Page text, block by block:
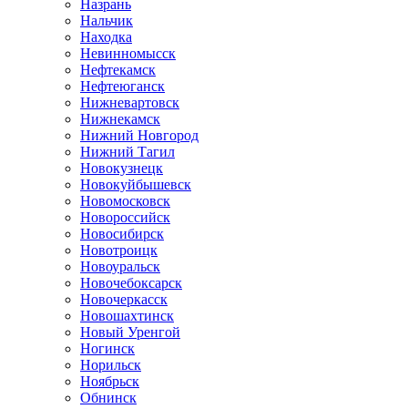
Назрань
Нальчик
Находка
Невинномысск
Нефтекамск
Нефтеюганск
Нижневартовск
Нижнекамск
Нижний Новгород
Нижний Тагил
Новокузнецк
Новокуйбышевск
Новомосковск
Новороссийск
Новосибирск
Новотроицк
Новоуральск
Новочебоксарск
Новочеркасск
Новошахтинск
Новый Уренгой
Ногинск
Норильск
Ноябрьск
Обнинск